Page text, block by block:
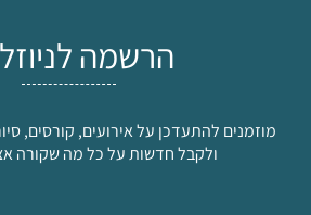
הרשמה
מוזמנים להתעדכן על אירועים, קורסים,
ולקבל חדשות על כל מה שקורה